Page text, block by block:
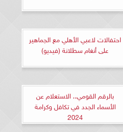
احتفالات لاعبي الأهلي مع الجماهير
على أنغام سطلانة (فيديو)
بالرقم القومي.. الاستعلام عن
الأسماء الجدد في تكافل وكرامة
2024